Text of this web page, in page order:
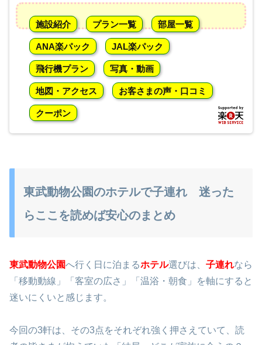
施設紹介 プラン一覧 部屋一覧
ANA楽パック JAL楽パック
飛行機プラン 写真・動画
地図・アクセス お客さまの声・口コミ
クーポン
東武動物公園のホテルで子連れ 迷った
らここを読めば安心のまとめ
東武動物公園へ行く日に泊まるホテル選びは、 子連れなら
「移動動線」「客室の広さ」「温浴・朝食」を軸にすると
迷いにくいと感じます。
今回の3軒は、その3点をそれぞれ強く押さえていて、読